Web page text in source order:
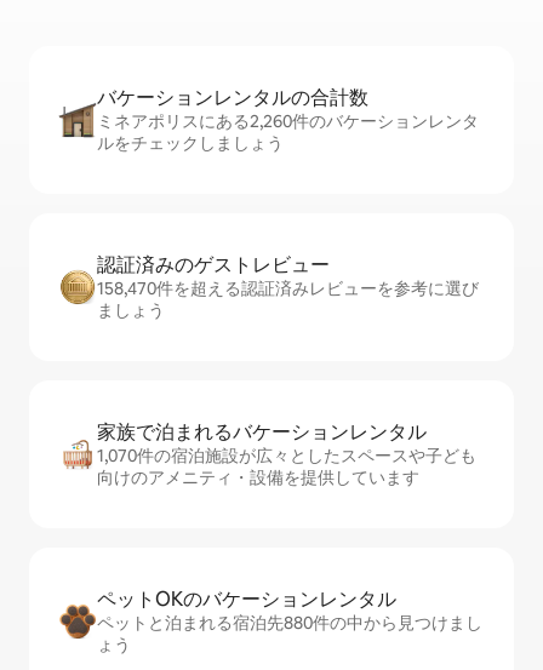
バケーションレ⁠ン⁠タ⁠ル⁠の合⁠計⁠数
ミネアポリスにある2,260件のバケーションレンタ
ルをチェックしましょう
認証済みのゲ⁠ス⁠ト⁠レ⁠ビ⁠ュ⁠ー
158,470件を超える認証済みレビューを参考に選び
ましょう
家族で泊まれるバ⁠ケ⁠ー⁠シ⁠ョ⁠ンレ⁠ン⁠タ⁠ル
1,070件の宿泊施設が広々としたスペースや子ども
向けのアメニティ・設備を提供しています
ペットOKのバ⁠ケ⁠ー⁠シ⁠ョ⁠ンレ⁠ン⁠タ⁠ル
ペットと泊まれる宿泊先880件の中から見つけまし
ょう